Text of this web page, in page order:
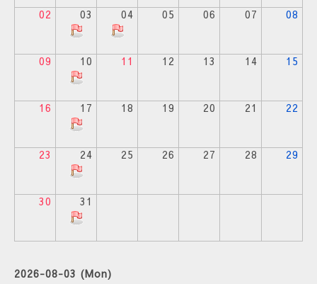
02 03 04 05 06 07 08
09 10 11 12 13 14 15
16 17 18 19 20 21 22
23 24 25 26 27 28 29
30 31
2026-08-03 (Mon)